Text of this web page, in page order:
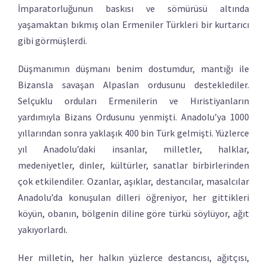
İmparatorluğunun baskısı ve sömürüsü altında
yaşamaktan bıkmış olan Ermeniler Türkleri bir kurtarıcı
gibi görmüşlerdi.
Düşmanımın düşmanı benim dostumdur, mantığı ile
Bizansla savaşan Alpaslan ordusunu desteklediler.
Selçuklu orduları Ermenilerin ve Hıristiyanların
yardımıyla Bizans Ordusunu yenmişti. Anadolu’ya 1000
yıllarından sonra yaklaşık 400 bin Türk gelmişti. Yüzlerce
yıl Anadolu’daki insanlar, milletler, halklar,
medeniyetler, dinler, kültürler, sanatlar birbirlerinden
çok etkilendiler. Ozanlar, aşıklar, destancılar, masalcılar
Anadolu’da konuşulan dilleri öğreniyor, her gittikleri
köyün, obanın, bölgenin diline göre türkü söylüyor, ağıt
yakıyorlardı.
Her milletin, her halkın yüzlerce destancısı, ağıtçısı,